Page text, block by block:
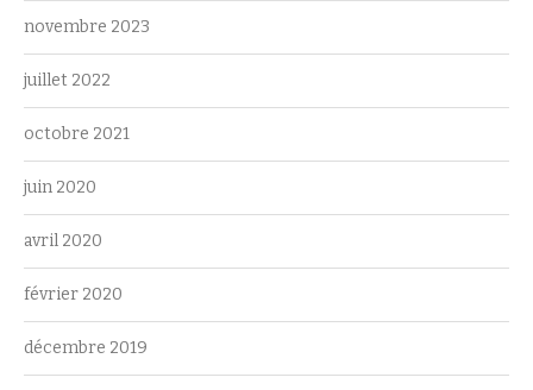
novembre 2023
juillet 2022
octobre 2021
juin 2020
avril 2020
février 2020
décembre 2019